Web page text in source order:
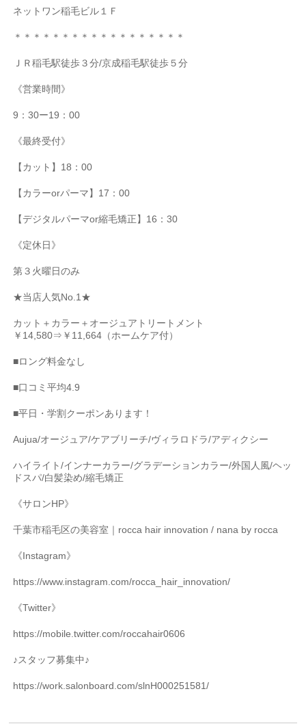
ネットワン稲毛ビル１Ｆ
＊＊＊＊＊＊＊＊＊＊＊＊＊＊＊＊＊＊
ＪＲ稲毛駅徒歩３分/京成稲毛駅徒歩５分
《営業時間》
9 ：30ー19 ：00
《最終受付》
【カット】 18 ：00
【カラーorパーマ】 17 ：00
【デジタルパーマor縮毛矯正】 16 ：30
《定休日》
第３火曜日のみ
★当店人気No.1★
カット＋カラー＋オージュアトリートメント
￥ 14,580⇒￥ 11,664 （ホームケア付）
■ロング料金なし
■口コミ平均4.9
■平日・学割クーポンあります！
Aujua/オージュア/ケアブリーチ/ヴィラロドラ/アディクシー
ハイライト/インナーカラー/グラデーションカラー/外国人風/ヘッ
ドスパ/白髪染め/縮毛矯正
《サロンHP》
千葉市稲毛区の美容室｜ rocca hair innovation / nana by rocca
《Instagram》
https://www.instagram.com/rocca_hair_innovation/
《Twitter》
https://mobile.twitter.com/roccahair0606
♪スタッフ募集中♪
https://work.salonboard.com/slnH000251581/